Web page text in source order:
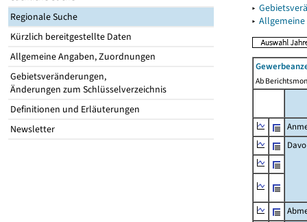
Regionale Suche
Kürzlich bereitgestellte Daten
Allgemeine Angaben, Zuordnungen
Gebietsveränderungen,
Änderungen zum Schlüsselverzeichnis
Definitionen und Erläuterungen
Newsletter
▸
▸
Ab